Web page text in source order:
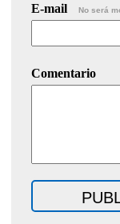
E-mail No será
Comentario